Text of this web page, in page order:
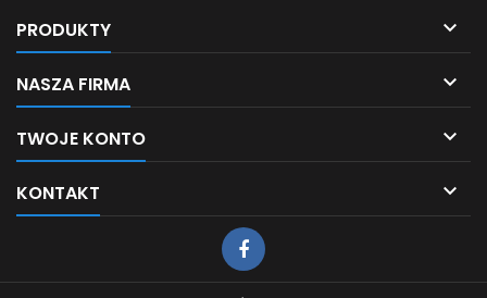
PRODUKTY 
NASZA FIRMA 
TWOJE KONTO 
KONTAKT 